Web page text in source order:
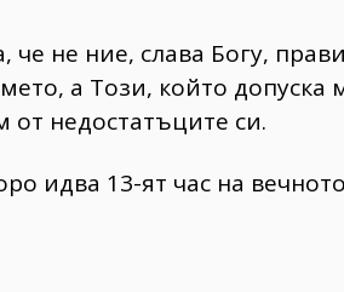
не ние, слава Богу,
а Този, който допуска
от недостатъците си.
идва 13-ят час на